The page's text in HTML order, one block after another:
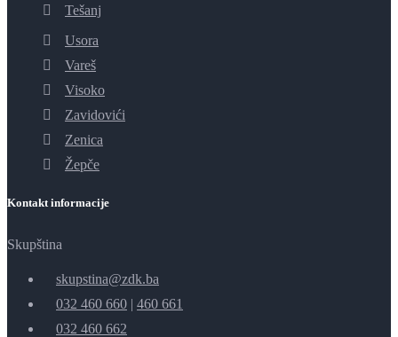
Tešanj
Usora
Vareš
Visoko
Zavidovići
Zenica
Žepče
Kontakt informacije
Skupština
skupstina@zdk.ba
032 460 660 | 460 661
032 460 662